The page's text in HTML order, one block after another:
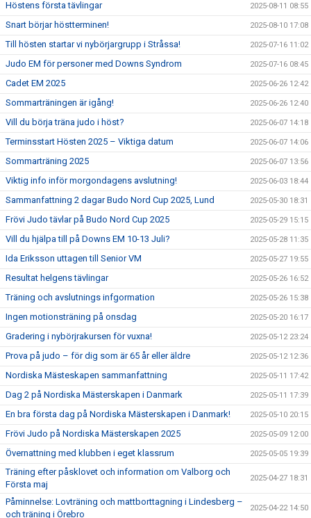
Höstens första tävlingar 2025-08-11 08:55
Snart börjar höstterminen! 2025-08-10 17:08
Till hösten startar vi nybörjargrupp i Stråssa! 2025-07-16 11:02
Judo EM för personer med Downs Syndrom 2025-07-16 08:45
Cadet EM 2025 2025-06-26 12:42
Sommarträningen är igång! 2025-06-26 12:40
Vill du börja träna judo i höst? 2025-06-07 14:18
Terminsstart Hösten 2025 – Viktiga datum 2025-06-07 14:06
Sommarträning 2025 2025-06-07 13:56
Viktig info inför morgondagens avslutning! 2025-06-03 18:44
Sammanfattning 2 dagar Budo Nord Cup 2025, Lund 2025-05-30 18:31
Frövi Judo tävlar på Budo Nord Cup 2025 2025-05-29 15:15
Vill du hjälpa till på Downs EM 10-13 Juli? 2025-05-28 11:35
Ida Eriksson uttagen till Senior VM 2025-05-27 19:55
Resultat helgens tävlingar 2025-05-26 16:52
Träning och avslutnings infgormation 2025-05-26 15:38
Ingen motionsträning på onsdag 2025-05-20 16:17
Gradering i nybörjrakursen för vuxna! 2025-05-12 23:24
Prova på judo – för dig som är 65 år eller äldre 2025-05-12 12:36
Nordiska Mästeskapen sammanfattning 2025-05-11 17:42
Dag 2 på Nordiska Mästerskapen i Danmark 2025-05-11 17:39
En bra första dag på Nordiska Mästerskapen i Danmark! 2025-05-10 20:15
Frövi Judo på Nordiska Mästerskapen 2025 2025-05-09 12:00
Övernattning med klubben i eget klassrum 2025-05-05 19:39
Träning efter påsklovet och information om Valborg och
Första maj
2025-04-27 18:31
Påminnelse: Lovträning och mattborttagning i Lindesberg –
och träning i Örebro
2025-04-22 14:50